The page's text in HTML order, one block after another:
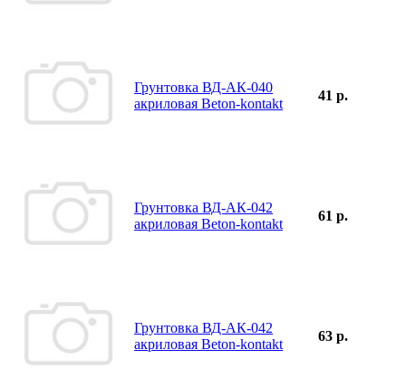
Грунтовка ВД-АК-040
акриловая Beton-kontakt
41 р.
Грунтовка ВД-АК-042
акриловая Beton-kontakt
61 р.
Грунтовка ВД-АК-042
акриловая Beton-kontakt
63 р.